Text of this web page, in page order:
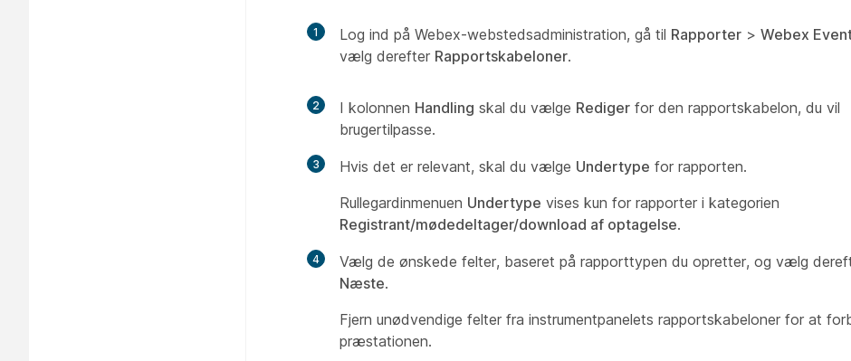
1 Log ind på Webex-webstedsadministration, gå til Rapporter > Webex
vælg derefter Rapportskabeloner.
2 I kolonnen Handling skal du vælge Rediger for den rapportskabelon, du vil
brugertilpasse.
3 Hvis det er relevant, skal du vælge Undertype for rapporten.
Rullegardinmenuen Undertype vises kun for rapporter i kategorien
Registrant/mødedeltager/download af optagelse.
4
Vælg de ønskede felter, baseret på rapporttypen du opretter, og vælg
Næste.
Fjern unødvendige felter fra instrumentpanelets rapportskabeloner for at
præstationen.